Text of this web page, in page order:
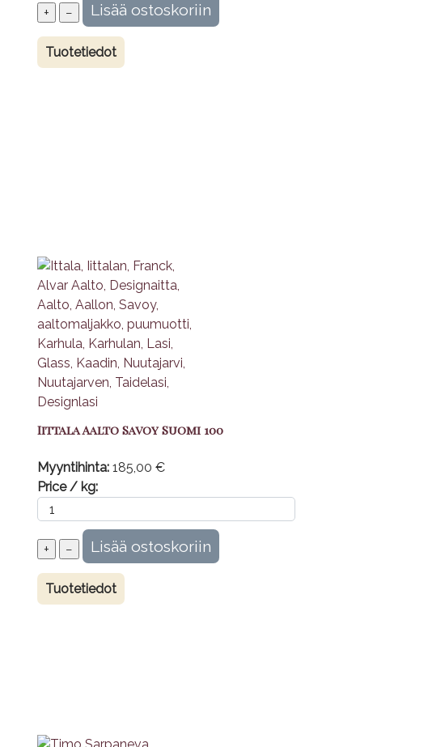
Tuotetiedot
Iittala Aalto Savoy Suomi 100
Myyntihinta:185,00 €
Price / kg:
Tuotetiedot